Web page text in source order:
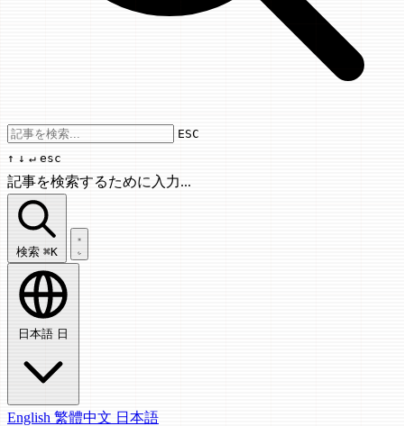
Use arrow keys to navigate results,
ESC
↑ ↓ ↵ esc
記事を検索するために入力...
記事を検索...
検索 ⌘K
日本語 日
English 繁體中文 日本語